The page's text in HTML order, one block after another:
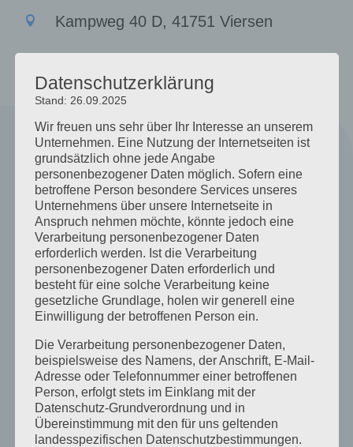
 Kampweg 40 D, 41751 Viersen
Hier können Sie uns finden
Datenschutzerklärung
Stand: 26.09.2025
Wir freuen uns sehr über Ihr Interesse an unserem
Unternehmen. Eine Nutzung der Internetseiten ist
grundsätzlich ohne jede Angabe
personenbezogener Daten möglich. Sofern eine
betroffene Person besondere Services unseres
Unternehmens über unsere Internetseite in
Anspruch nehmen möchte, könnte jedoch eine
Verarbeitung personenbezogener Daten
erforderlich werden. Ist die Verarbeitung
personenbezogener Daten erforderlich und
besteht für eine solche Verarbeitung keine
gesetzliche Grundlage, holen wir generell eine
Einwilligung der betroffenen Person ein.
Die Verarbeitung personenbezogener Daten,
beispielsweise des Namens, der Anschrift, E-Mail-
Adresse oder Telefonnummer einer betroffenen
Person, erfolgt stets im Einklang mit der
Datenschutz-Grundverordnung und in
Übereinstimmung mit den für uns geltenden
landesspezifischen Datenschutzbestimmungen.